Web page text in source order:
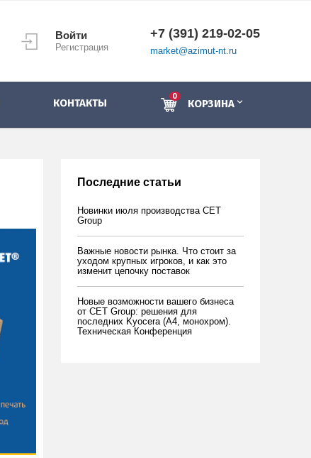
Войти
Регистрация
+7 (391) 219-02-05
market@azimut-nt.ru
КОНТАКТЫ
0
КОРЗИНА
Последние статьи
Новинки июля производства CET
Group
Важные новости рынка. Что стоит за
уходом крупных игроков, и как это
изменит цепочку поставок
Новые возможности вашего бизнеса
от CET Group: решения для
последних Kyocera (А4, монохром).
Техническая Конференция